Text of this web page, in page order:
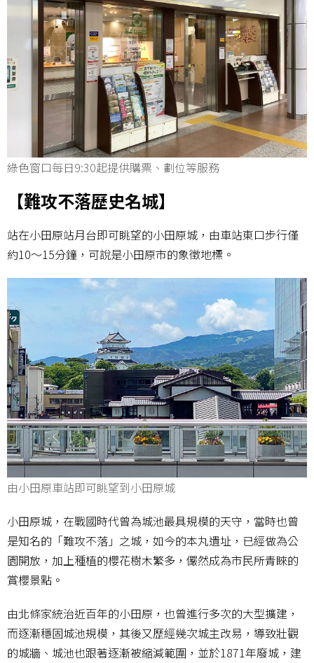
綠色窗口每日9:30起提供購票、劃位等服務
【難攻不落歷史名城】
站在小田原站月台即可眺望的小田原城，由車站東口步行僅
約10～15分鐘，可說是小田原市的象徵地標。
由小田原車站即可眺望到小田原城
小田原城，在戰國時代曾為城池最具規模的天守，當時也曾
是知名的「難攻不落」之城，如今的本丸遺址，已經做為公
園開放，加上種植的櫻花樹木繁多，儼然成為市民所青睞的
賞櫻景點。
由北條家統治近百年的小田原，也曾進行多次的大型擴建，
而逐漸穩固城池規模，其後又歷經幾次城主改易，導致壯觀
的城牆、城池也跟著逐漸被縮減範圍，並於1871年廢城，建